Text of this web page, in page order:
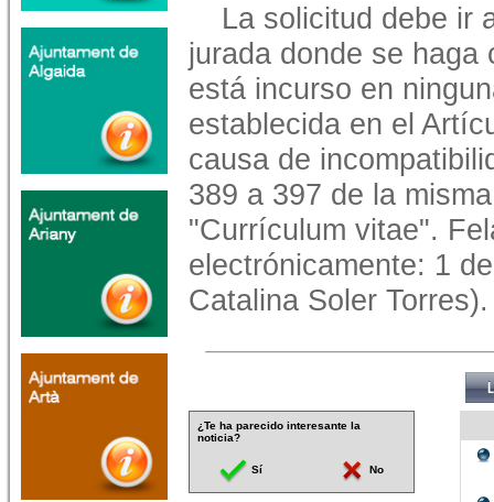
La solicitud debe ir
jurada donde se haga
está incurso en
establecida en el
causa de
389 a 397 de la
"Currículum vitae".
electrónicamente: 1
Catalina Soler Torres).
¿Te ha parecido interesante la
noticia?
Sí No